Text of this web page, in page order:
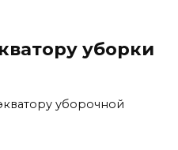
уборки
уборочной